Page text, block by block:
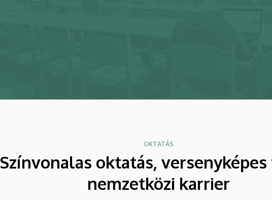
OKTATÁS
Színvonalas oktatás, versenyképes
nemzetközi karrier